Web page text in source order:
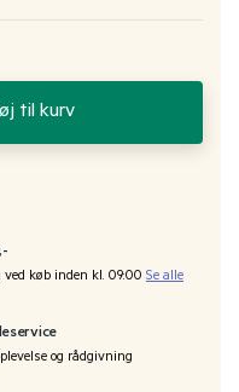
til kurv
køb inden kl. 09:00 Se alle
og rådgivning